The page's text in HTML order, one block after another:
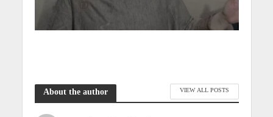
About the author VIEW ALL POSTS